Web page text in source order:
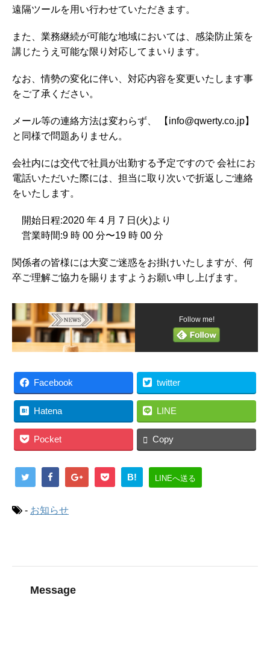
遠隔ツールを用い行わせていただきます。
また、業務継続が可能な地域においては、感染防止策を
講じたうえ可能な限り対応してまいります。
なお、情勢の変化に伴い、対応内容を変更いたします事
をご了承ください。
メール等の連絡方法は変わらず、 【info@qwerty.co.jp】
と同様で問題ありません。
会社内には交代で社員が出勤する予定ですので 会社にお
電話いただいた際には、担当に取り次いで折返しご連絡
をいたします。
開始日程:2020 年 4 月 7 日(火)より
営業時間:9 時 00 分〜19 時 00 分
関係者の皆様には大変ご迷惑をお掛けいたしますが、何
卒ご理解ご協力を賜りますようお願い申し上げます。
Follow me!
Facebook twitter
Hatena LINE
Pocket Copy
B! LINEへ送る
- お知らせ
Message